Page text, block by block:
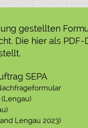
gestellten
Die hier als
SEPA
Lengau 2023)